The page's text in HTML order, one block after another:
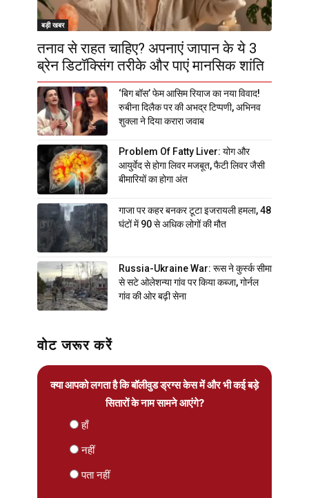
बड़ी खबर
तनाव से राहत चाहिए? अपनाएं जापान के ये 3
ब्रेन डिटॉक्सिंग तरीके और पाएं मानसिक शांति
‘बिग बॉस’ फेम आसिम रियाज का नया विवाद!
रुबीना दिलैक पर की अभद्र टिप्पणी, अभिनव
शुक्ला ने दिया करारा जवाब
Problem Of Fatty Liver: योग और
आयुर्वेद से होगा लिवर मजबूत, फैटी लिवर जैसी
बीमारियों का होगा अंत
गाजा पर कहर बनकर टूटा इजरायली हमला, 48
घंटों में 90 से अधिक लोगों की मौत
Russia-Ukraine War: रूस ने कुर्स्क सीमा
से सटे ओलेशन्या गांव पर किया कब्जा, गोर्नल
गांव की ओर बढ़ी सेना
वोट जरूर करें
क्या आपको लगता है कि बॉलीवुड ड्रग्स केस में और भी कई बड़े
सितारों के नाम सामने आएंगे?
हाँ
नहीं
पता नहीं